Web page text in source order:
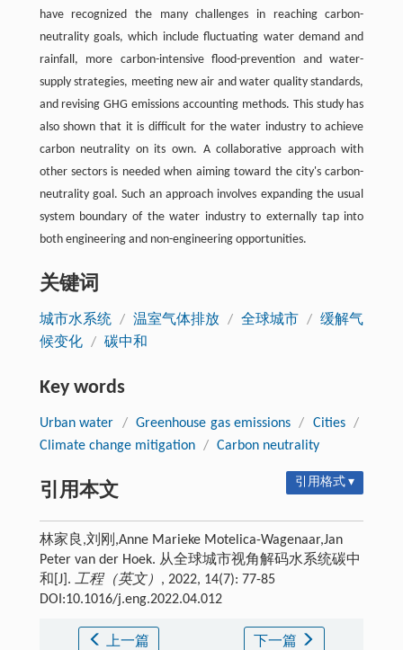
have recognized the many challenges in reaching carbon-
neutrality goals, which include fluctuating water demand and
rainfall, more carbon-intensive flood-prevention and water-
supply strategies, meeting new air and water quality standards,
and revising GHG emissions accounting methods. This study has
also shown that it is difficult for the water industry to achieve
carbon neutrality on its own. A collaborative approach with
other sectors is needed when aiming toward the city's carbon-
neutrality goal. Such an approach involves expanding the usual
system boundary of the water industry to externally tap into
both engineering and non-engineering opportunities.
关键词
城市水系统 / 温室气体排放 / 全球城市 / 缓解气
候变化 / 碳中和
Key words
Urban water / Greenhouse gas emissions / Cities /
Climate change mitigation / Carbon neutrality
引用本文 引用格式 ▾
林家良,刘刚,Anne Marieke Motelica-Wagenaar,Jan
Peter van der Hoek. 从全球城市视角解码水系统碳中
和[J]. 工程（英文） , 2022, 14(7): 77-85
DOI:10.1016/j.eng.2022.04.012
上一篇 下一篇